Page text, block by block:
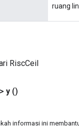
ruang
RiscCeil
y ()
informasi ini